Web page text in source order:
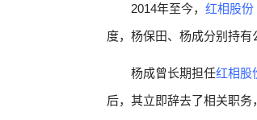
2014年至今， 红相股份
度，杨保田、杨成分别持有
杨成曾长期担任红相股
后，其立即辞去了相关职务